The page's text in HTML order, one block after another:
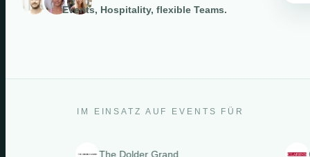
Events, Hospitality, flexible Teams.
IM EINSATZ AUF EVENTS FÜR
The Dolder Grand Clarins